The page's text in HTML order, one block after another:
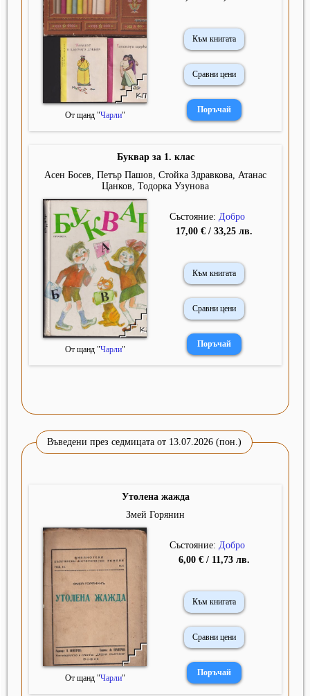
От щанд "Чарли"
Към книгата
Сравни цени
Буквар за 1. клас
Асен Босев, Петър Пашов, Стойка Здравкова, Атанас
Цанков, Тодорка Узунова
От щанд "Чарли"
Състояние: Добро
17,00 € / 33,25 лв.
Към книгата
Сравни цени
Въведени през седмицата от 13.07.2026 (пон.)
Утолена жажда
Змей Горянин
От щанд "Чарли"
Състояние: Добро
6,00 € / 11,73 лв.
Към книгата
Сравни цени